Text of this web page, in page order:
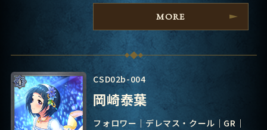
MORE
CSD02b-004
岡崎泰葉
フォロワー デレマス・クール
GR